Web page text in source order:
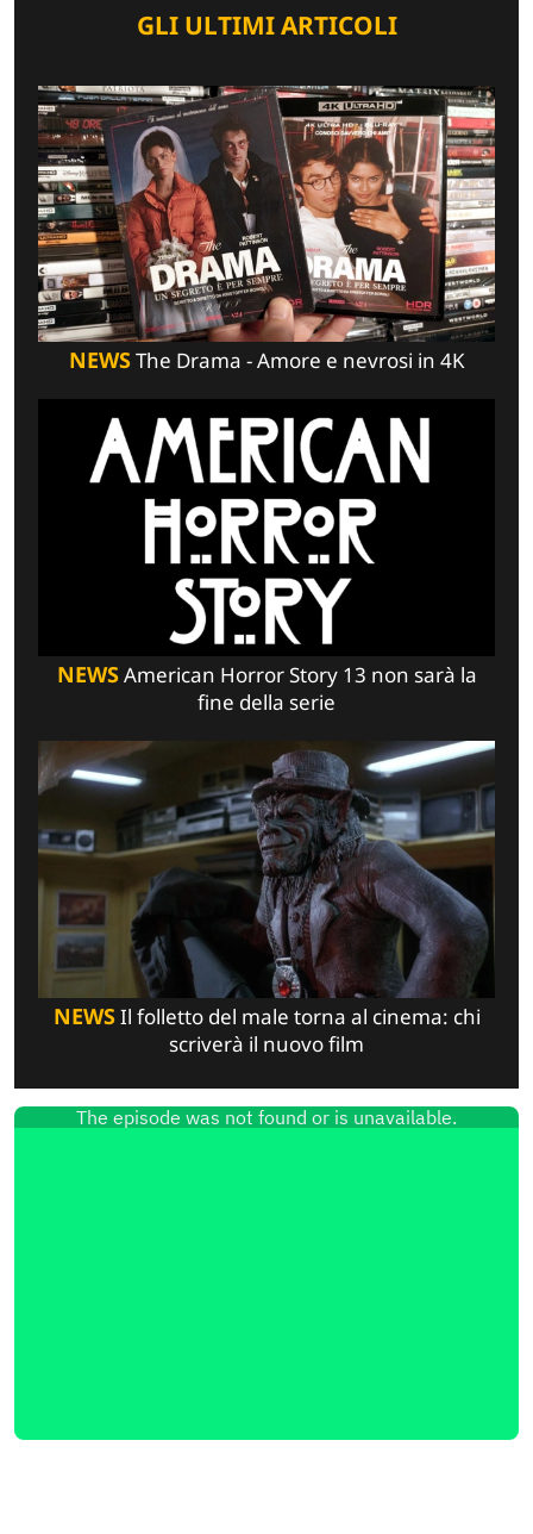
GLI ULTIMI ARTICOLI
NEWSThe Drama - Amore e nevrosi in 4K
NEWSAmerican Horror Story 13 non sarà la
fine della serie
NEWSIl folletto del male torna al cinema: chi
scriverà il nuovo film